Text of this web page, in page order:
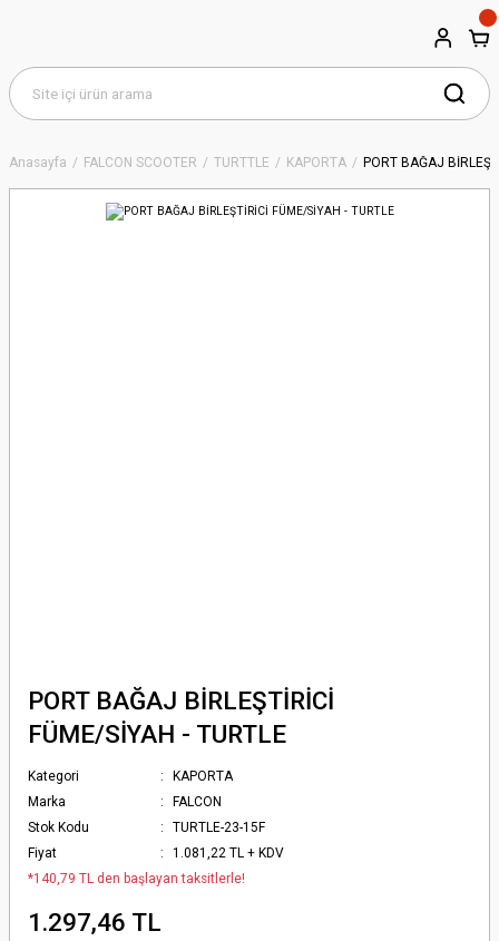
Anasayfa FALCON SCOOTER TURTTLE KAPORTA PORT BAĞAJ
PORT BAĞAJ BİRLEŞTİRİCİ
FÜME/SİYAH - TURTLE
Kategori
KAPORTA
Marka
FALCON
Stok Kodu
TURTLE-23-15F
Fiyat
1.081,22 TL + KDV
*140,79 TL den başlayan taksitlerle!
1.297,46 TL